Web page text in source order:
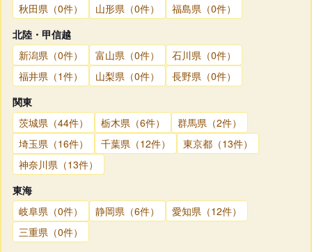
秋田県（0件）
山形県（0件）
福島県（0件）
北陸・甲信越
新潟県（0件）
富山県（0件）
石川県（0件）
福井県（1件）
山梨県（0件）
長野県（0件）
関東
茨城県（44件）
栃木県（6件）
群馬県（2件）
埼玉県（16件）
千葉県（12件）
東京都（13件）
神奈川県（13件）
東海
岐阜県（0件）
静岡県（6件）
愛知県（12件）
三重県（0件）